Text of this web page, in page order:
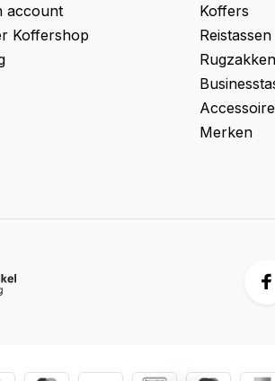
account
Koffershop
Koffers
Reistassen
Rugzakken
Merken